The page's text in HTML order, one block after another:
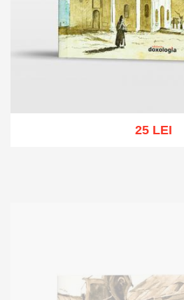
25 LEI